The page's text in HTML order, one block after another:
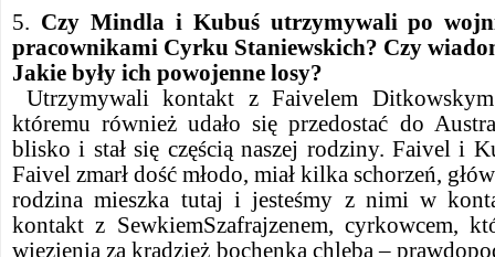
5. Czy Mindla i Kubuś utrzymywali po
pracownikami Cyrku Staniewskich? Czy
Jakie były ich powojenne losy?
Utrzymywali kontakt z Faivelem
któremu również udało się przedostać do
blisko i stał się częścią naszej rodziny. Faivel i
Faivel zmarł dość młodo, miał kilka schorzeń,
rodzina mieszka tutaj i jesteśmy z nimi w
kontakt z SewkiemSzafrajzenem, cyrkowcem,
więzienia za kradzież bochenka chleba –